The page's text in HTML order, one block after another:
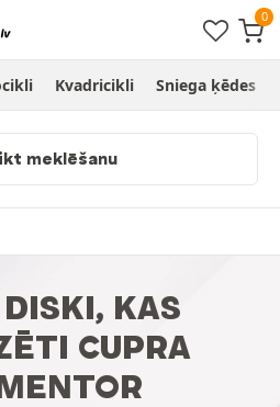
Kvadricikli Sniega ķēdes
meklēšanu
KAS
CUPRA